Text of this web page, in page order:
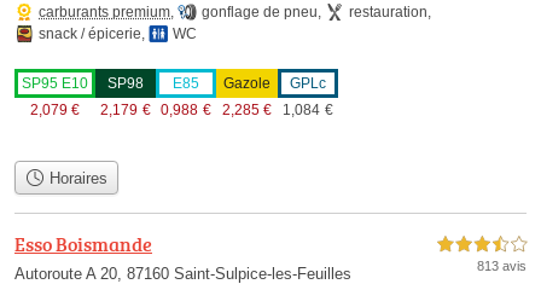
carburants premium
gonflage de pneu restauration
snack / épicerie
WC
SP95 E10
2,079 €
SP98
2,179 €
E85
0,988 €
Gazole
2,285 €
GPLc
1,084 €
Horaires
Esso Boismande
Autoroute A 20, 87160 Saint-Sulpice-les-Feuilles
3,5 étoiles sur 5
813 avis